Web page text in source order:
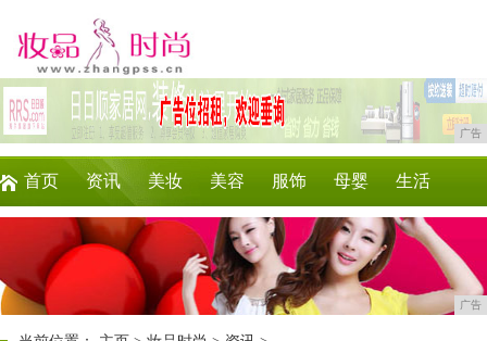
广告
首页 资讯 美妆 美容 服饰 母婴 生活
企业 游戏 商讯 消费 微商
广告